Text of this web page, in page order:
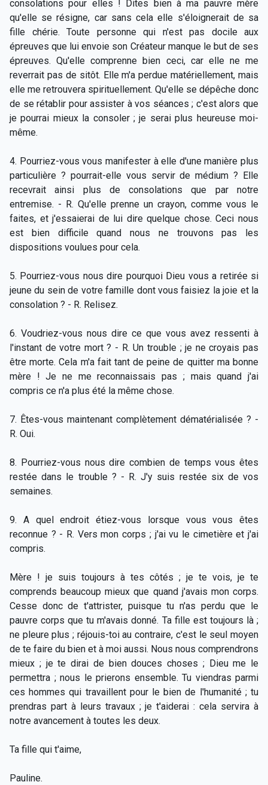
consolations pour elles ! Dites bien à ma pauvre mère
qu'elle se résigne, car sans cela elle s'éloignerait de sa
fille chérie. Toute personne qui n'est pas docile aux
épreuves que lui envoie son Créateur manque le but de ses
épreuves. Qu'elle comprenne bien ceci, car elle ne me
reverrait pas de sitôt. Elle m'a perdue matériellement, mais
elle me retrouvera spirituellement. Qu'elle se dépêche donc
de se rétablir pour assister à vos séances ; c'est alors que
je pourrai mieux la consoler ; je serai plus heureuse moi-
même.
4. Pourriez-vous vous manifester à elle d'une manière plus
particulière ? pourrait-elle vous servir de médium ? Elle
recevrait ainsi plus de consolations que par notre
entremise. - R. Qu'elle prenne un crayon, comme vous le
faites, et j'essaierai de lui dire quelque chose. Ceci nous
est bien difficile quand nous ne trouvons pas les
dispositions voulues pour cela.
5. Pourriez-vous nous dire pourquoi Dieu vous a retirée si
jeune du sein de votre famille dont vous faisiez la joie et la
consolation ? - R. Relisez.
6. Voudriez-vous nous dire ce que vous avez ressenti à
l'instant de votre mort ? - R. Un trouble ; je ne croyais pas
être morte. Cela m'a fait tant de peine de quitter ma bonne
mère ! Je ne me reconnaissais pas ; mais quand j'ai
compris ce n'a plus été la même chose.
7. Êtes-vous maintenant complètement dématérialisée ? -
R. Oui.
8. Pourriez-vous nous dire combien de temps vous êtes
restée dans le trouble ? - R. J'y suis restée six de vos
semaines.
9. A quel endroit étiez-vous lorsque vous vous êtes
reconnue ? - R. Vers mon corps ; j'ai vu le cimetière et j'ai
compris.
Mère ! je suis toujours à tes côtés ; je te vois, je te
comprends beaucoup mieux que quand j'avais mon corps.
Cesse donc de t'attrister, puisque tu n'as perdu que le
pauvre corps que tu m'avais donné. Ta fille est toujours là ;
ne pleure plus ; réjouis-toi au contraire, c'est le seul moyen
de te faire du bien et à moi aussi. Nous nous comprendrons
mieux ; je te dirai de bien douces choses ; Dieu me le
permettra ; nous le prierons ensemble. Tu viendras parmi
ces hommes qui travaillent pour le bien de l'humanité ; tu
prendras part à leurs travaux ; je t'aiderai : cela servira à
notre avancement à toutes les deux.
Ta fille qui t'aime,
Pauline.